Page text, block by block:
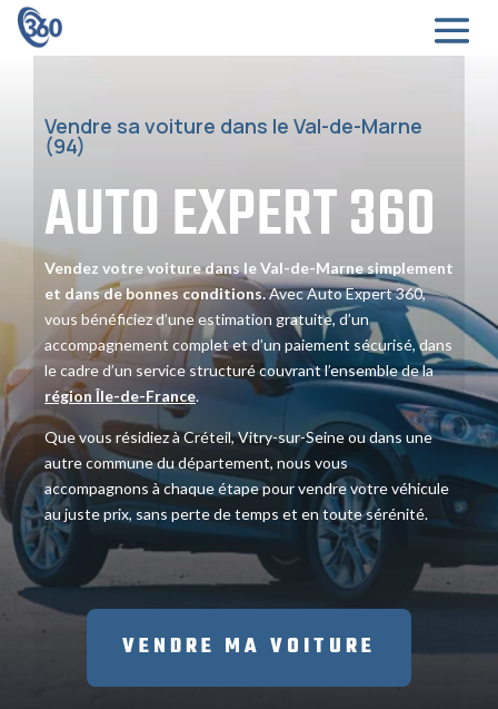
Vendre sa voiture dans le Val-de-Marne
(94)
AUTO EXPERT360
Vendez votre voiture dans le Val-de-Marne simplement
et dans de bonnes conditions.Avec Auto Expert 360,
vous bénéficiez d’une estimation gratuite, d’un
accompagnement complet et d’un paiement sécurisé, dans
le cadre d’un service structuré couvrant l’ensemble de la
région Île-de-France.
Que vous résidiez à Créteil, Vitry-sur-Seine ou dans une
autre commune du département, nous vous
accompagnons à chaque étape pour vendre votre véhicule
au juste prix, sans perte de temps et en toute sérénité.
VENDRE MA VOITURE